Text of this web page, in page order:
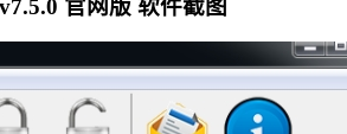
官网版 软件截图